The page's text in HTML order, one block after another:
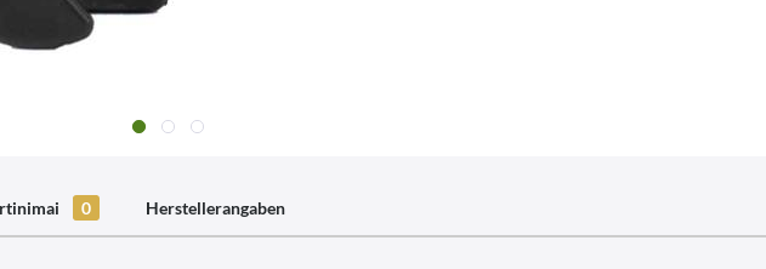
0 Herstellerangaben